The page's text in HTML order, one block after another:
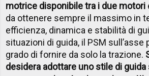
motrice disponibile tra i due motori
da ottenere sempre il massimo in
efficienza, dinamica e stabilità di
situazioni di guida, il PSM sull’asse
grado di fornire da solo la trazione.
desidera adottare uno stile di